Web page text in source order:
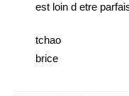
est loin d etre
tchao
brice